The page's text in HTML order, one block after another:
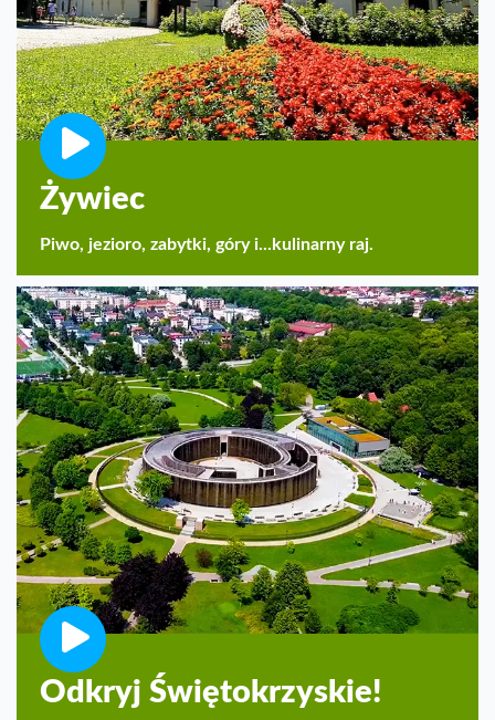
Żywiec
Piwo, jezioro, zabytki, góry i...kulinarny raj.
Odkryj Świętokrzyskie!